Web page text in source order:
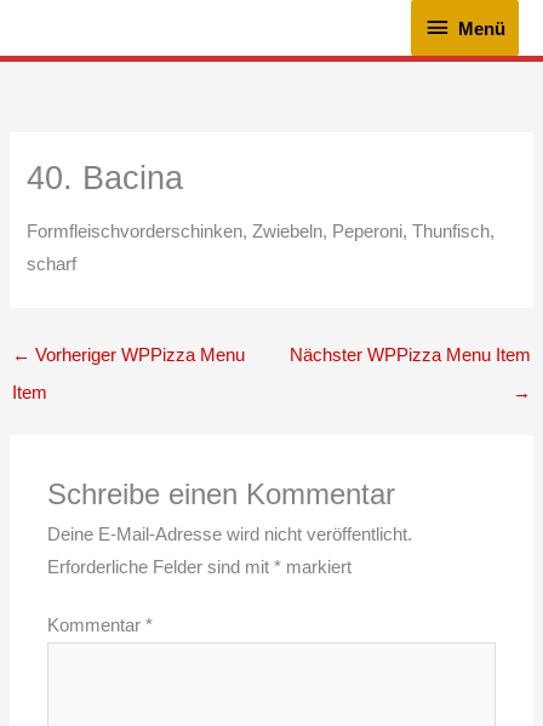
Menü
Menü
40. Bacina
Formfleischvorderschinken, Zwiebeln, Peperoni, Thunfisch,
scharf
← Vorheriger WPPizza Menu
Item
Nächster WPPizza Menu Item
→
Schreibe einen Kommentar
Deine E-Mail-Adresse wird nicht veröffentlicht.
Erforderliche Felder sind mit* markiert
Kommentar*